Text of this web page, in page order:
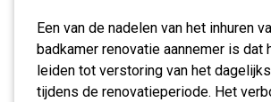
Een van de nadelen van het inhuren
badkamer renovatie aannemer is dat
leiden tot verstoring van het
tijdens de renovatieperiode. Het